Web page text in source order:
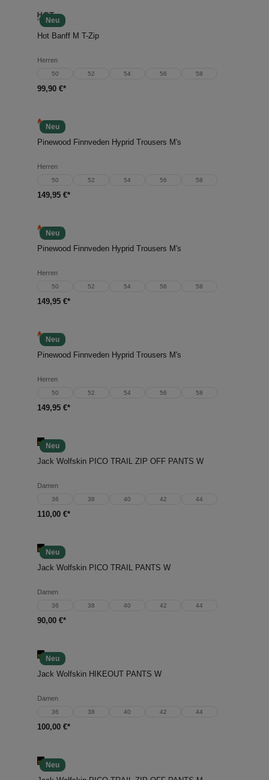
Neu
Hot Banff M T-Zip
Herren
50 52 54 56 58
99,90 €*
Neu
Pinewood Finnveden Hyprid Trousers M's
Herren
50 52 54 56 58
149,95 €*
Neu
Pinewood Finnveden Hyprid Trousers M's
Herren
50 52 54 56 58
149,95 €*
Neu
Pinewood Finnveden Hyprid Trousers M's
Herren
50 52 54 56 58
149,95 €*
Neu
Jack Wolfskin PICO TRAIL ZIP OFF PANTS W
Damen
36 38 40 42 44
110,00 €*
Neu
Jack Wolfskin PICO TRAIL PANTS W
Damen
36 38 40 42 44
90,00 €*
Neu
Jack Wolfskin HIKEOUT PANTS W
Damen
36 38 40 42 44
100,00 €*
Neu